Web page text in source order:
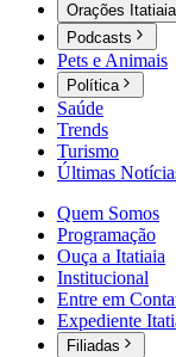
Orações Itatiaia
Podcasts
Pets e Animais
Política
Saúde
Trends
Turismo
Últimas
Quem Somos
Programação
Ouça a Itatiaia
Institucional
Entre em
Expediente
Filiadas